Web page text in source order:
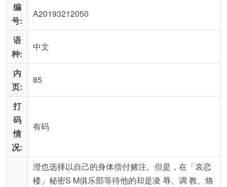
编
号:
A20193212050
语
种:
中文
内
页:
85
打
码
情
况:
有码
澄也选择以自己的身体偿付赌注。但是，在「哀恋
楼」秘密S M俱乐部等待他的却是凌 辱、调 教、烙